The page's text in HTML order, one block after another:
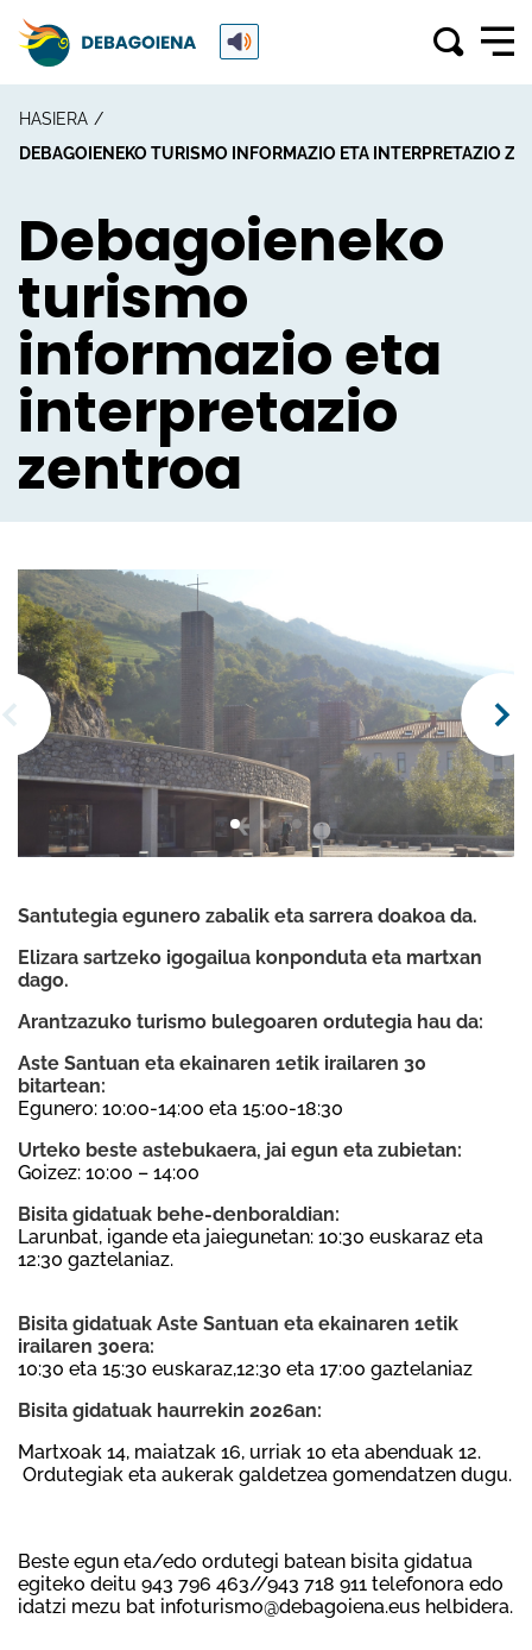
HASIERA
DEBAGOIENEKO TURISMO INFORMAZIO ETA INTERPRETAZIO
Debagoieneko
turismo
informazio eta
interpretazio
zentroa
Santutegia egunero zabalik eta sarrera doakoa da.
Elizara sartzeko igogailua konponduta eta martxan
dago.
Arantzazuko turismo bulegoaren ordutegia hau da:
Aste Santuan eta ekainaren 1etik irailaren 30
bitartean:
Egunero: 10:00-14:00 eta 15:00-18:30
Urteko beste astebukaera, jai egun eta zubietan:
Goizez: 10:00 – 14:00
Bisita gidatuak behe-denboraldian:
Larunbat, igande eta jaiegunetan: 10:30 euskaraz eta
12:30 gaztelaniaz.
Bisita gidatuak Aste Santuan eta ekainaren 1etik
irailaren 30era:
10:30 eta 15:30 euskaraz,12:30 eta 17:00 gaztelaniaz
Bisita gidatuak haurrekin 2026an:
Martxoak 14, maiatzak 16, urriak 10 eta abenduak 12.
Ordutegiak eta aukerak galdetzea gomendatzen dugu.
Beste egun eta/edo ordutegi batean bisita gidatua
egiteko deitu 943 796 463//943 718 911 telefonora edo
idatzi mezu bat infoturismo@debagoiena.eus helbidera.